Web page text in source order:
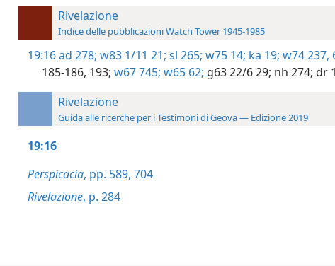
Rivelazione
Indice delle pubblicazioni Watch Tower 1945-1985
19:16ad 278; w83 1/11 21; sl 265; w75 14; ka 19; w74 237,
185-186, 193; w67 745; w65 62; g63 22/6 29; nh 274; dr
Rivelazione
Guida alle ricerche per i Testimoni di Geova — Edizione 2019
19:16
Perspicacia, pp. 589, 704
Rivelazione, p. 284